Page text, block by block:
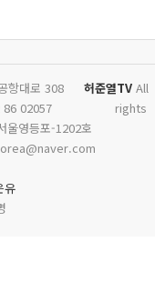
항대로 308
86 02057
울영등포-1202호
허준열TV All
rights
유